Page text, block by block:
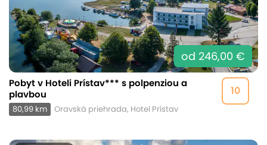
od 246,00 €
10
Pobyt v Hoteli Prístav*** s polpenziou a
plavbou
80,99 km Oravská priehrada, Hotel Prístav